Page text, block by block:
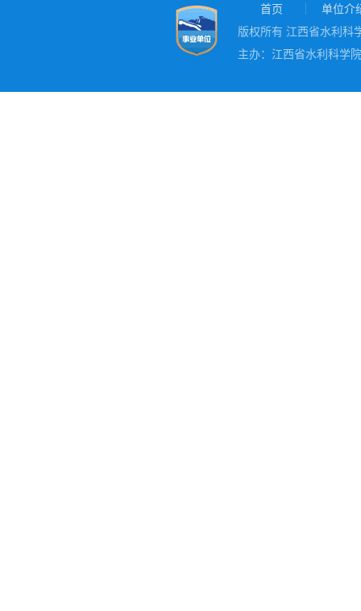
首页
单位介
版权所有 江西省水利科
主办：江西省水利科学